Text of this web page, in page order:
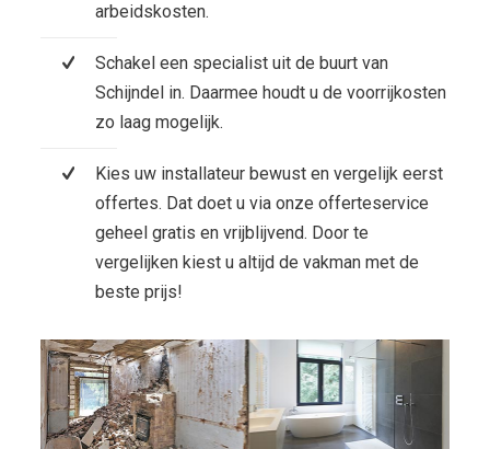
arbeidskosten.
Schakel een specialist uit de buurt van
Schijndel in. Daarmee houdt u de voorrijkosten
zo laag mogelijk.
Kies uw installateur bewust en vergelijk eerst
offertes. Dat doet u via onze offerteservice
geheel gratis en vrijblijvend. Door te
vergelijken kiest u altijd de vakman met de
beste prijs!